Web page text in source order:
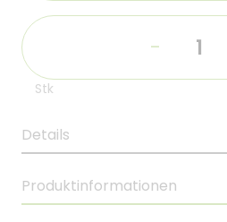
-
Stk
Details
Produktinformationen